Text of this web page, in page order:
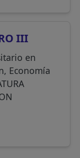
III
en
Economía